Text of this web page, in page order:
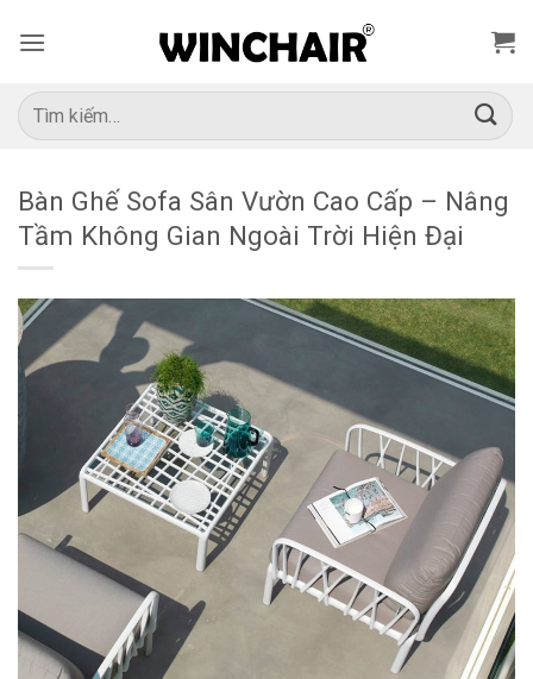
qua
dung
Tìm
kiếm:
Bàn Ghế Sofa Sân Vườn Cao Cấp – Nâng
Tầm Không Gian Ngoài Trời Hiện Đại